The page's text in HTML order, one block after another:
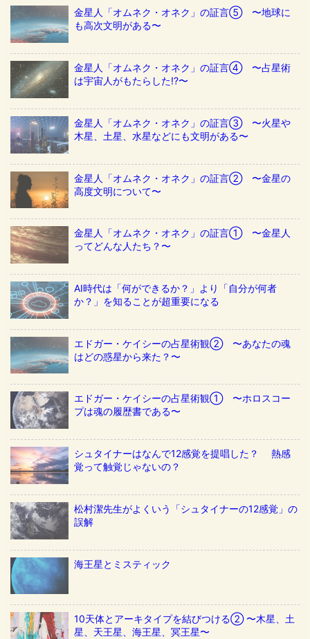
金星人「オムネク・オネク」の証言⑤ 〜地球に
も高次文明がある〜
金星人「オムネク・オネク」の証言④ 〜占星術
は宇宙人がもたらした!?〜
金星人「オムネク・オネク」の証言③ 〜火星や
木星、土星、水星などにも文明がある〜
金星人「オムネク・オネク」の証言② 〜金星の
高度文明について〜
金星人「オムネク・オネク」の証言① 〜金星人
ってどんな人たち？〜
AI時代は「何ができるか？」より「自分が何者
か？」を知ることが超重要になる
エドガー・ケイシーの占星術観② 〜あなたの魂
はどの惑星から来た？〜
エドガー・ケイシーの占星術観① 〜ホロスコー
プは魂の履歴書である〜
シュタイナーはなんで12感覚を提唱した？ 熱感
覚って触覚じゃないの？
松村潔先生がよくいう「シュタイナーの12感覚」の
誤解
海王星とミスティック
10天体とアーキタイプを結びつける② 〜木星、土
星、天王星、海王星、冥王星〜